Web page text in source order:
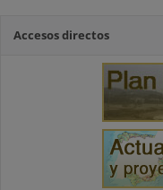
Accesos directos